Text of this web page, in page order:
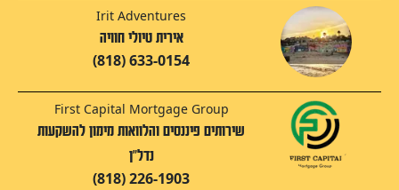
Irit Adventures
אירית טיולי חוויה
(818) 633-0154
First Capital Mortgage Group
שירותים פיננסים והלוואות מימון להשקעות
נדל"ן
(818) 226-1903